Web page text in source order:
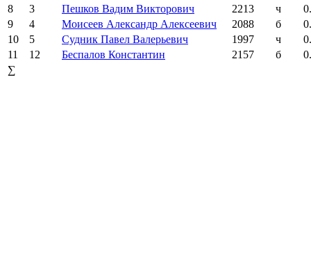
8
3 Пешков Вадим Викторович 2213 ч
9
4 Моисеев Александр Алексеевич 2088 б
10
5 Судник Павел Валерьевич 1997 ч
11
12 Беспалов Константин 2157 б
∑